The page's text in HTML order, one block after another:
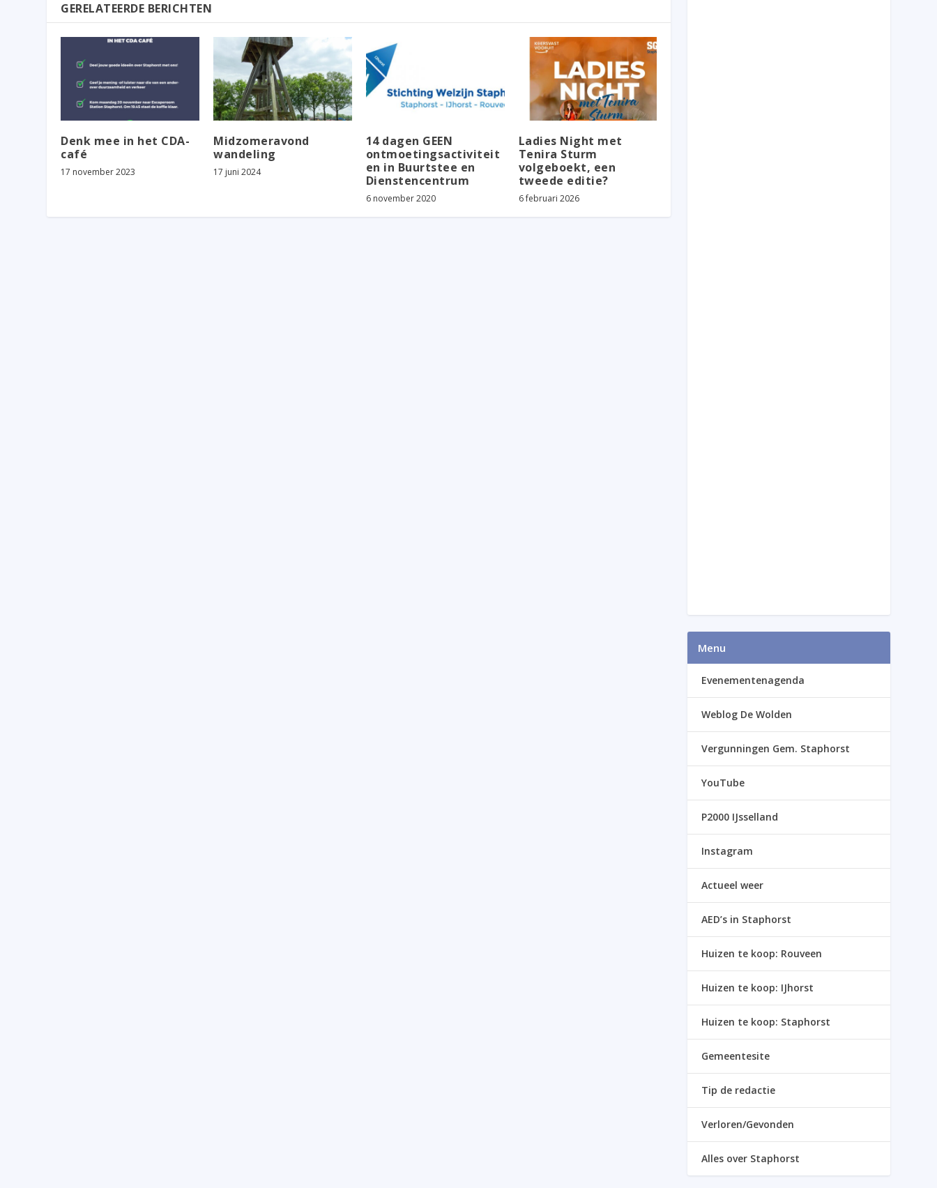
GERELATEERDE BERICHTEN
Denk mee in het CDA-
café
17 november 2023
Midzomeravond
wandeling
17 juni 2024
14 dagen GEEN
ontmoetingsactiviteit
en in Buurtstee en
Dienstencentrum
6 november 2020
Ladies Night met
Tenira Sturm
volgeboekt, een
tweede editie?
6 februari 2026
Menu
Evenementenagenda
Weblog De Wolden
Vergunningen Gem. Staphorst
YouTube
P2000 IJsselland
Instagram
Actueel weer
AED’s in Staphorst
Huizen te koop: Rouveen
Huizen te koop: IJhorst
Huizen te koop: Staphorst
Gemeentesite
Tip de redactie
Verloren/Gevonden
Alles over Staphorst